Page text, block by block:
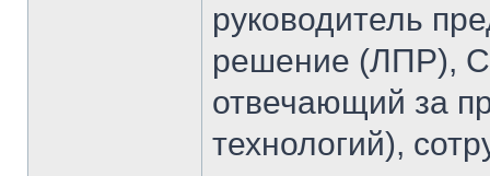
руководитель
решение (ЛПР),
отвечающий за
технологий),